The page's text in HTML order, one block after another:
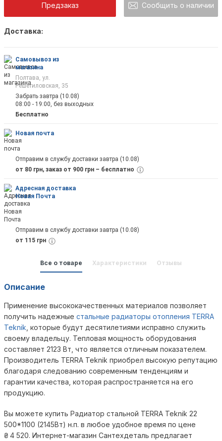
Предзаказ Сообщить о наличии
Доставка:
Самовывоз из
магазина
Полтава, ул.
Решетиловская, 35
Забрать завтра (10.08)
08:00 - 19:00, без выходных
Бесплатно
Новая почта
Отправим в службу доставки завтра (10.08)
от 80 грн, заказ от 900 грн – бесплатно
Адресная доставка
Новая Почта
Отправим в службу доставки завтра (10.08)
от 115 грн
Все о товаре Характеристики Отзывы
Описание
Применение высококачественных материалов позволяет
получить надежные стальные радиаторы отопления TERRA
Teknik , которые будут десятилетиями исправно служить
своему владельцу. Тепловая мощность оборудования
составляет 2123 Вт, что является отличным показателем.
Производитель TERRA Teknik приобрел высокую репутацию
благодаря следованию современным тенденциям и
гарантии качества, которая распространяется на его
продукцию.
Вы можете купить Радиатор стальной TERRA Teknik 22
500*1100 (2145Вт) н.п. в любое удобное время по цене
₴ 4 520. Интернет-магазин Сантехдеталь предлагает